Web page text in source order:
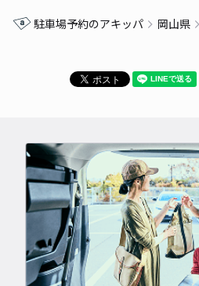
駐車場予約のアキッパ 岡山県